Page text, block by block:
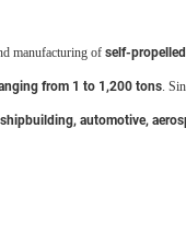
manufacturing of self-
from 1 to 1,200 tons.
automotive,